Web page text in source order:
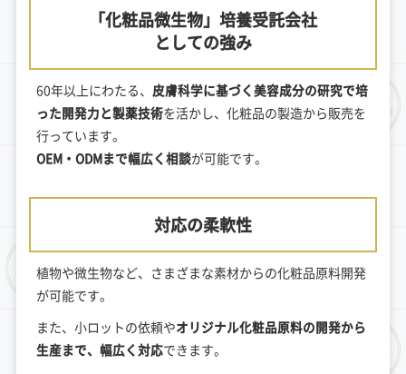
「化粧品微生物」培養受託会社
としての強み
60年以上にわたる、 皮膚科学に基づく美容成分の研究で培
った開発力と製薬技術を活かし、化粧品の製造から販売を
行っています。
OEM・ODMまで幅広く相談が可能です。
対応の柔軟性
植物や微生物など、さまざまな素材からの化粧品原料開発
が可能です。
また、小ロットの依頼やオリジナル化粧品原料の開発から
生産まで、幅広く対応できます。